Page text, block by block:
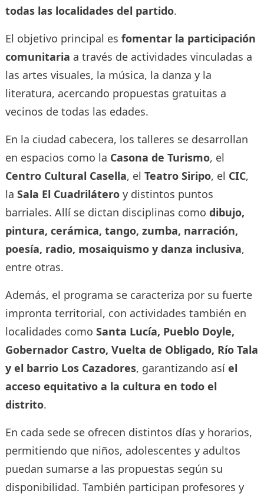
todas las localidades del partido.
El objetivo principal es fomentar la participación
comunitaria a través de actividades vinculadas a
las artes visuales, la música, la danza y la
literatura, acercando propuestas gratuitas a
vecinos de todas las edades.
En la ciudad cabecera, los talleres se desarrollan
en espacios como la Casona de Turismo, el
Centro Cultural Casella, el Teatro Siripo, el CIC,
la Sala El Cuadriláteroy distintos puntos
barriales. Allí se dictan disciplinas como dibujo,
pintura, cerámica, tango, zumba, narración,
poesía, radio, mosaiquismo y danza inclusiva,
entre otras.
Además, el programa se caracteriza por su fuerte
impronta territorial, con actividades también en
localidades como Santa Lucía, Pueblo Doyle,
Gobernador Castro, Vuelta de Obligado, Río Tala
y el barrio Los Cazadores, garantizando así el
acceso equitativo a la cultura en todo el
distrito.
En cada sede se ofrecen distintos días y horarios,
permitiendo que niños, adolescentes y adultos
puedan sumarse a las propuestas según su
disponibilidad. También participan profesores y